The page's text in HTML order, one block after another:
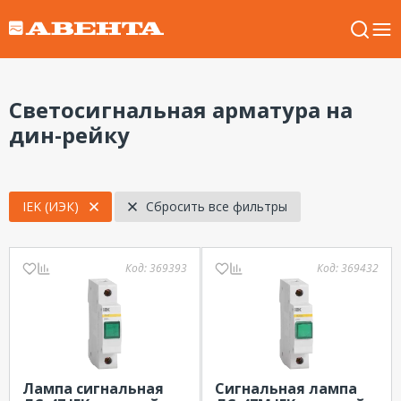
Светосигнальная арматура на
дин-рейку
IEK (ИЭК) Сбросить все фильтры
Код:369393
Лампа сигнальная
Код:369432
Сигнальная лампа